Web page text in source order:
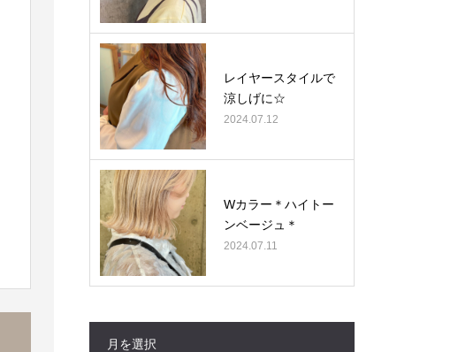
レイヤースタイルで
涼しげに☆
2024.07.12
Wカラー＊ハイトー
ンベージュ＊
2024.07.11
月を選択